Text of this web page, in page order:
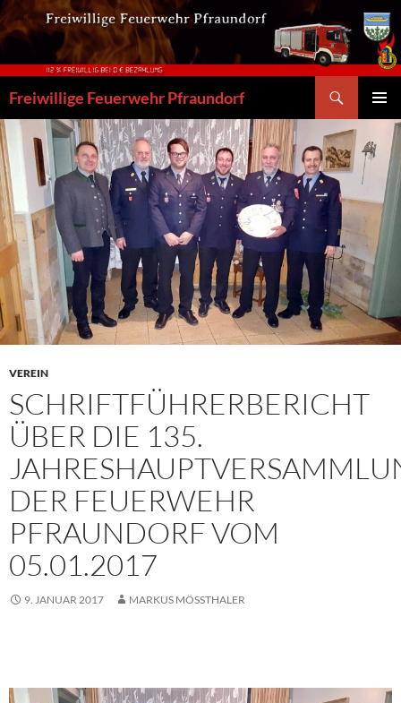
Zum
Inhalt
springen
Freiwillige Feuerwehr Pfraundorf
MENÜ
VEREIN
SCHRIFTFÜHRERBERICHT
ÜBER DIE 135.
DER FEUERWEHR
PFRAUNDORF VOM
05.01.2017
9. JANUAR 2017 MARKUS MÖSSTHALER